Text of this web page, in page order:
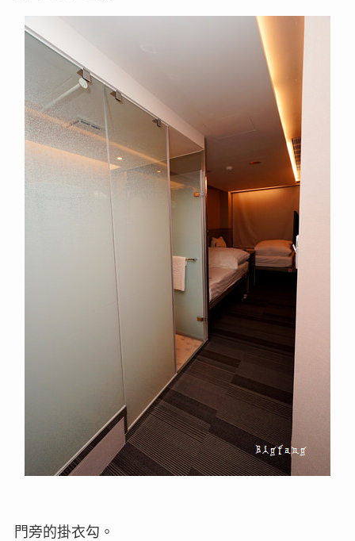
門旁的掛衣勾。